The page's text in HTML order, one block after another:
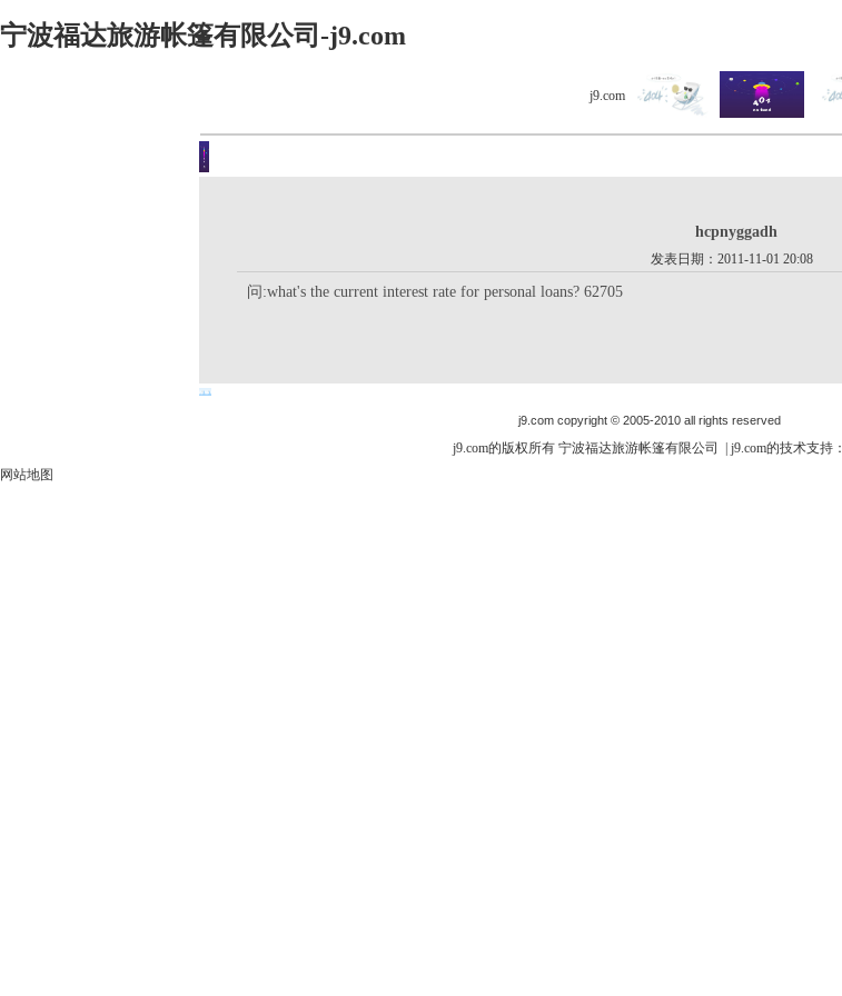
宁波福达旅游帐篷有限公司-j9.com
j9.com
hcpnyggadh
发表日期：2011-11-01 20:08
问:what's the current interest rate for personal loans? 62705
j9.com copyright © 2005-2010 all rights reserved
j9.com的版权所有 宁波福达旅游帐篷有限公司 | j9.com的技术支持：
网站地图